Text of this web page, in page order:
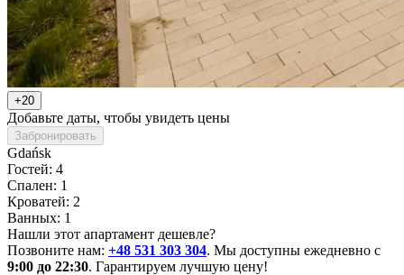
+20
Добавьте даты, чтобы увидеть цены
Забронировать
Gdańsk
Гостей: 4
Спален: 1
Кроватей: 2
Ванных: 1
Нашли этот апартамент дешевле?
Позвоните нам: +48 531 303 304. Мы доступны ежедневно с
9:00 до 22:30. Гарантируем лучшую цену!